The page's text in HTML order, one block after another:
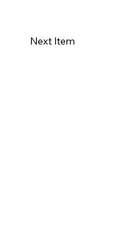
Next Item